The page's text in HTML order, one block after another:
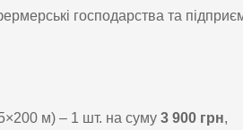
господарства та
м) – 1 шт. на суму 3 900 грн,